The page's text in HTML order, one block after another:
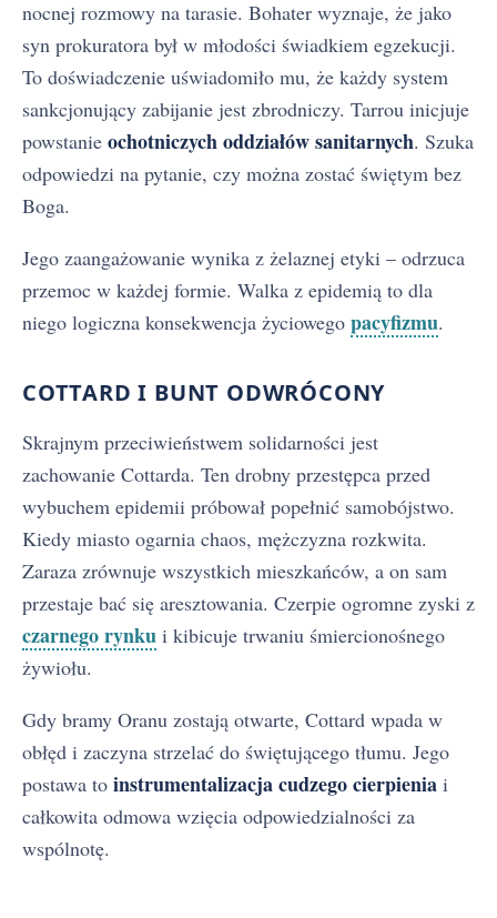
nocnej rozmowy na tarasie. Bohater wyznaje, że jako
syn prokuratora był w młodości świadkiem egzekucji.
To doświadczenie uświadomiło mu, że każdy system
sankcjonujący zabijanie jest zbrodniczy. Tarrou inicjuje
powstanie ochotniczych oddziałów sanitarnych. Szuka
odpowiedzi na pytanie, czy można zostać świętym bez
Boga.
Jego zaangażowanie wynika z żelaznej etyki – odrzuca
przemoc w każdej formie. Walka z epidemią to dla
niego logiczna konsekwencja życiowego pacyfizmu.
COTTARD I BUNT ODWRÓCONY
Skrajnym przeciwieństwem solidarności jest
zachowanie Cottarda. Ten drobny przestępca przed
wybuchem epidemii próbował popełnić samobójstwo.
Kiedy miasto ogarnia chaos, mężczyzna rozkwita.
Zaraza zrównuje wszystkich mieszkańców, a on sam
przestaje bać się aresztowania. Czerpie ogromne zyski z
czarnego rynku i kibicuje trwaniu śmiercionośnego
żywiołu.
Gdy bramy Oranu zostają otwarte, Cottard wpada w
obłęd i zaczyna strzelać do świętującego tłumu. Jego
postawa to instrumentalizacja cudzego cierpienia i
całkowita odmowa wzięcia odpowiedzialności za
wspólnotę.